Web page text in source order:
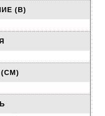
(В)